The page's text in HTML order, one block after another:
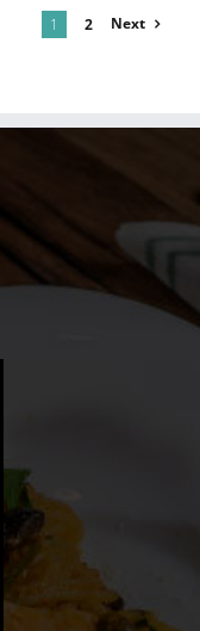
1 2 Next